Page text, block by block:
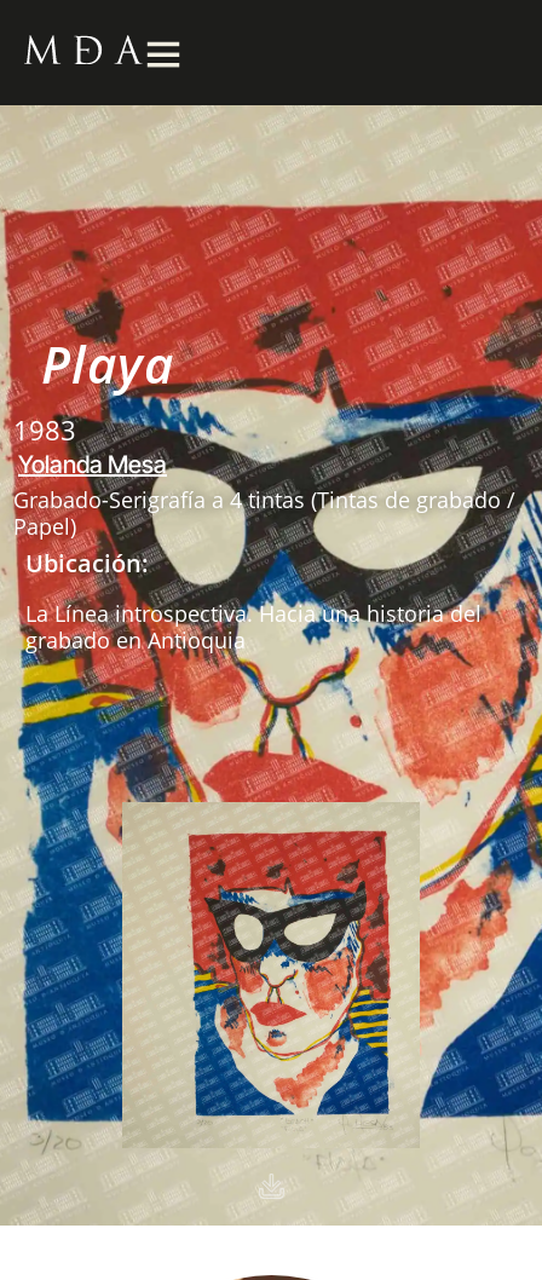
Playa
1983
Yolanda Mesa
Grabado-Serigrafía a 4 tintas (Tintas de grabado /
Papel)
Ubicación:
La Línea introspectiva. Hacia una historia del
grabado en Antioquia